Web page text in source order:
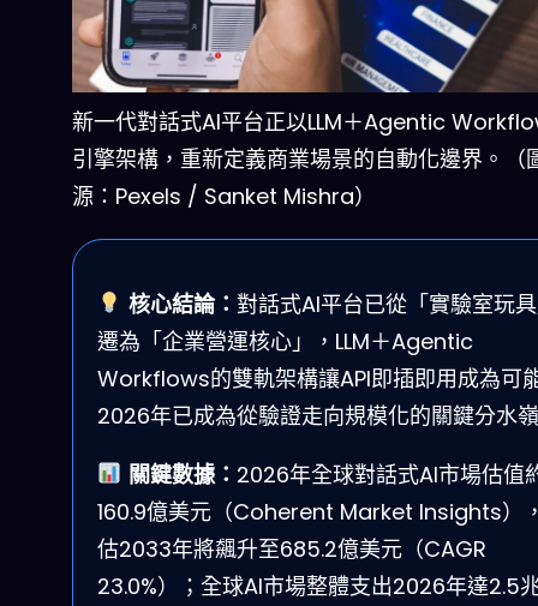
新一代對話式AI平台正以LLM＋Agentic
引擎架構，重新定義商業場景的自動化邊界。（
源：Pexels / Sanket Mishra）
核心結論： 對話式AI平台已從「實驗室玩
遷為「企業營運核心」，LLM＋Agentic
Workflows的雙軌架構讓API即插即用成為可
2026年已成為從驗證走向規模化的關鍵分水
關鍵數據： 2026年全球對話式AI市場估值
160.9億美元（Coherent Market Insights）
估2033年將飆升至685.2億美元（CAGR
23.0%）；全球AI市場整體支出2026年達2.5